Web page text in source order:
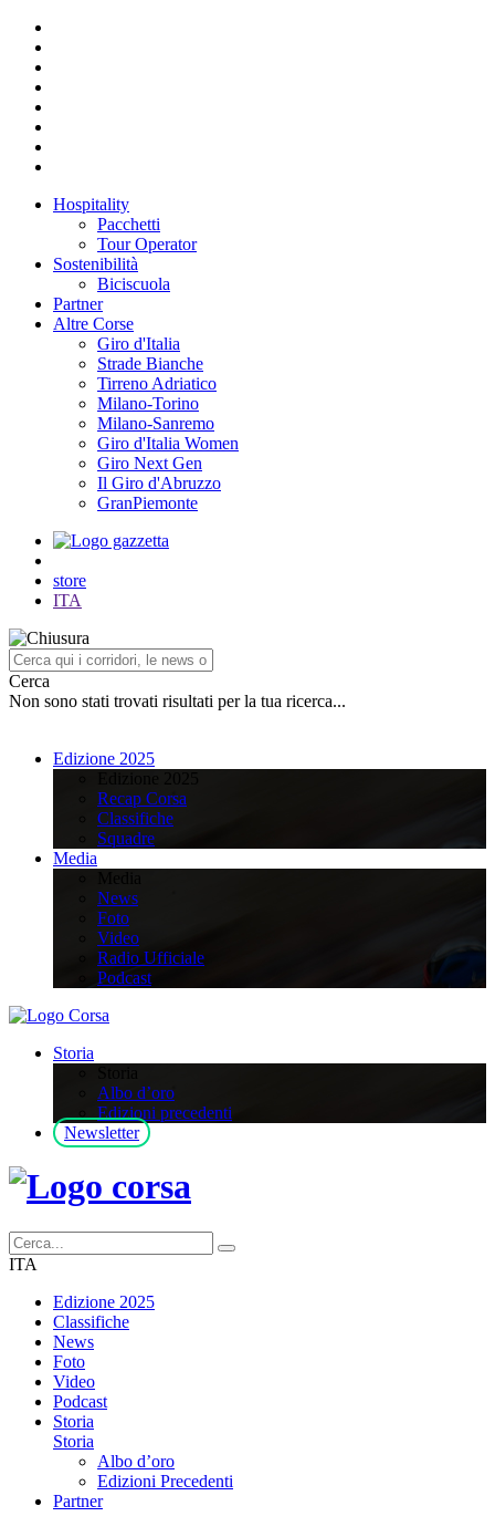
Hospitality
Pacchetti
Tour Operator
Sostenibilità
Biciscuola
Partner
Altre Corse
Giro d'Italia
Strade Bianche
Tirreno Adriatico
Milano-Torino
Milano-Sanremo
Giro d'Italia Women
Giro Next Gen
Il Giro d'Abruzzo
GranPiemonte
store
ITA
Cerca
Non sono stati trovati risultati per la tua ricerca...
Edizione 2025
Recap Corsa
Classifiche
Squadre
Media
News
Foto
Video
Radio Ufficiale
Podcast
Storia
Albo d’oro
Edizioni precedenti
Newsletter
ITA
Edizione 2025
Classifiche
News
Foto
Video
Podcast
Storia
Storia
Albo d’oro
Edizioni Precedenti
Partner